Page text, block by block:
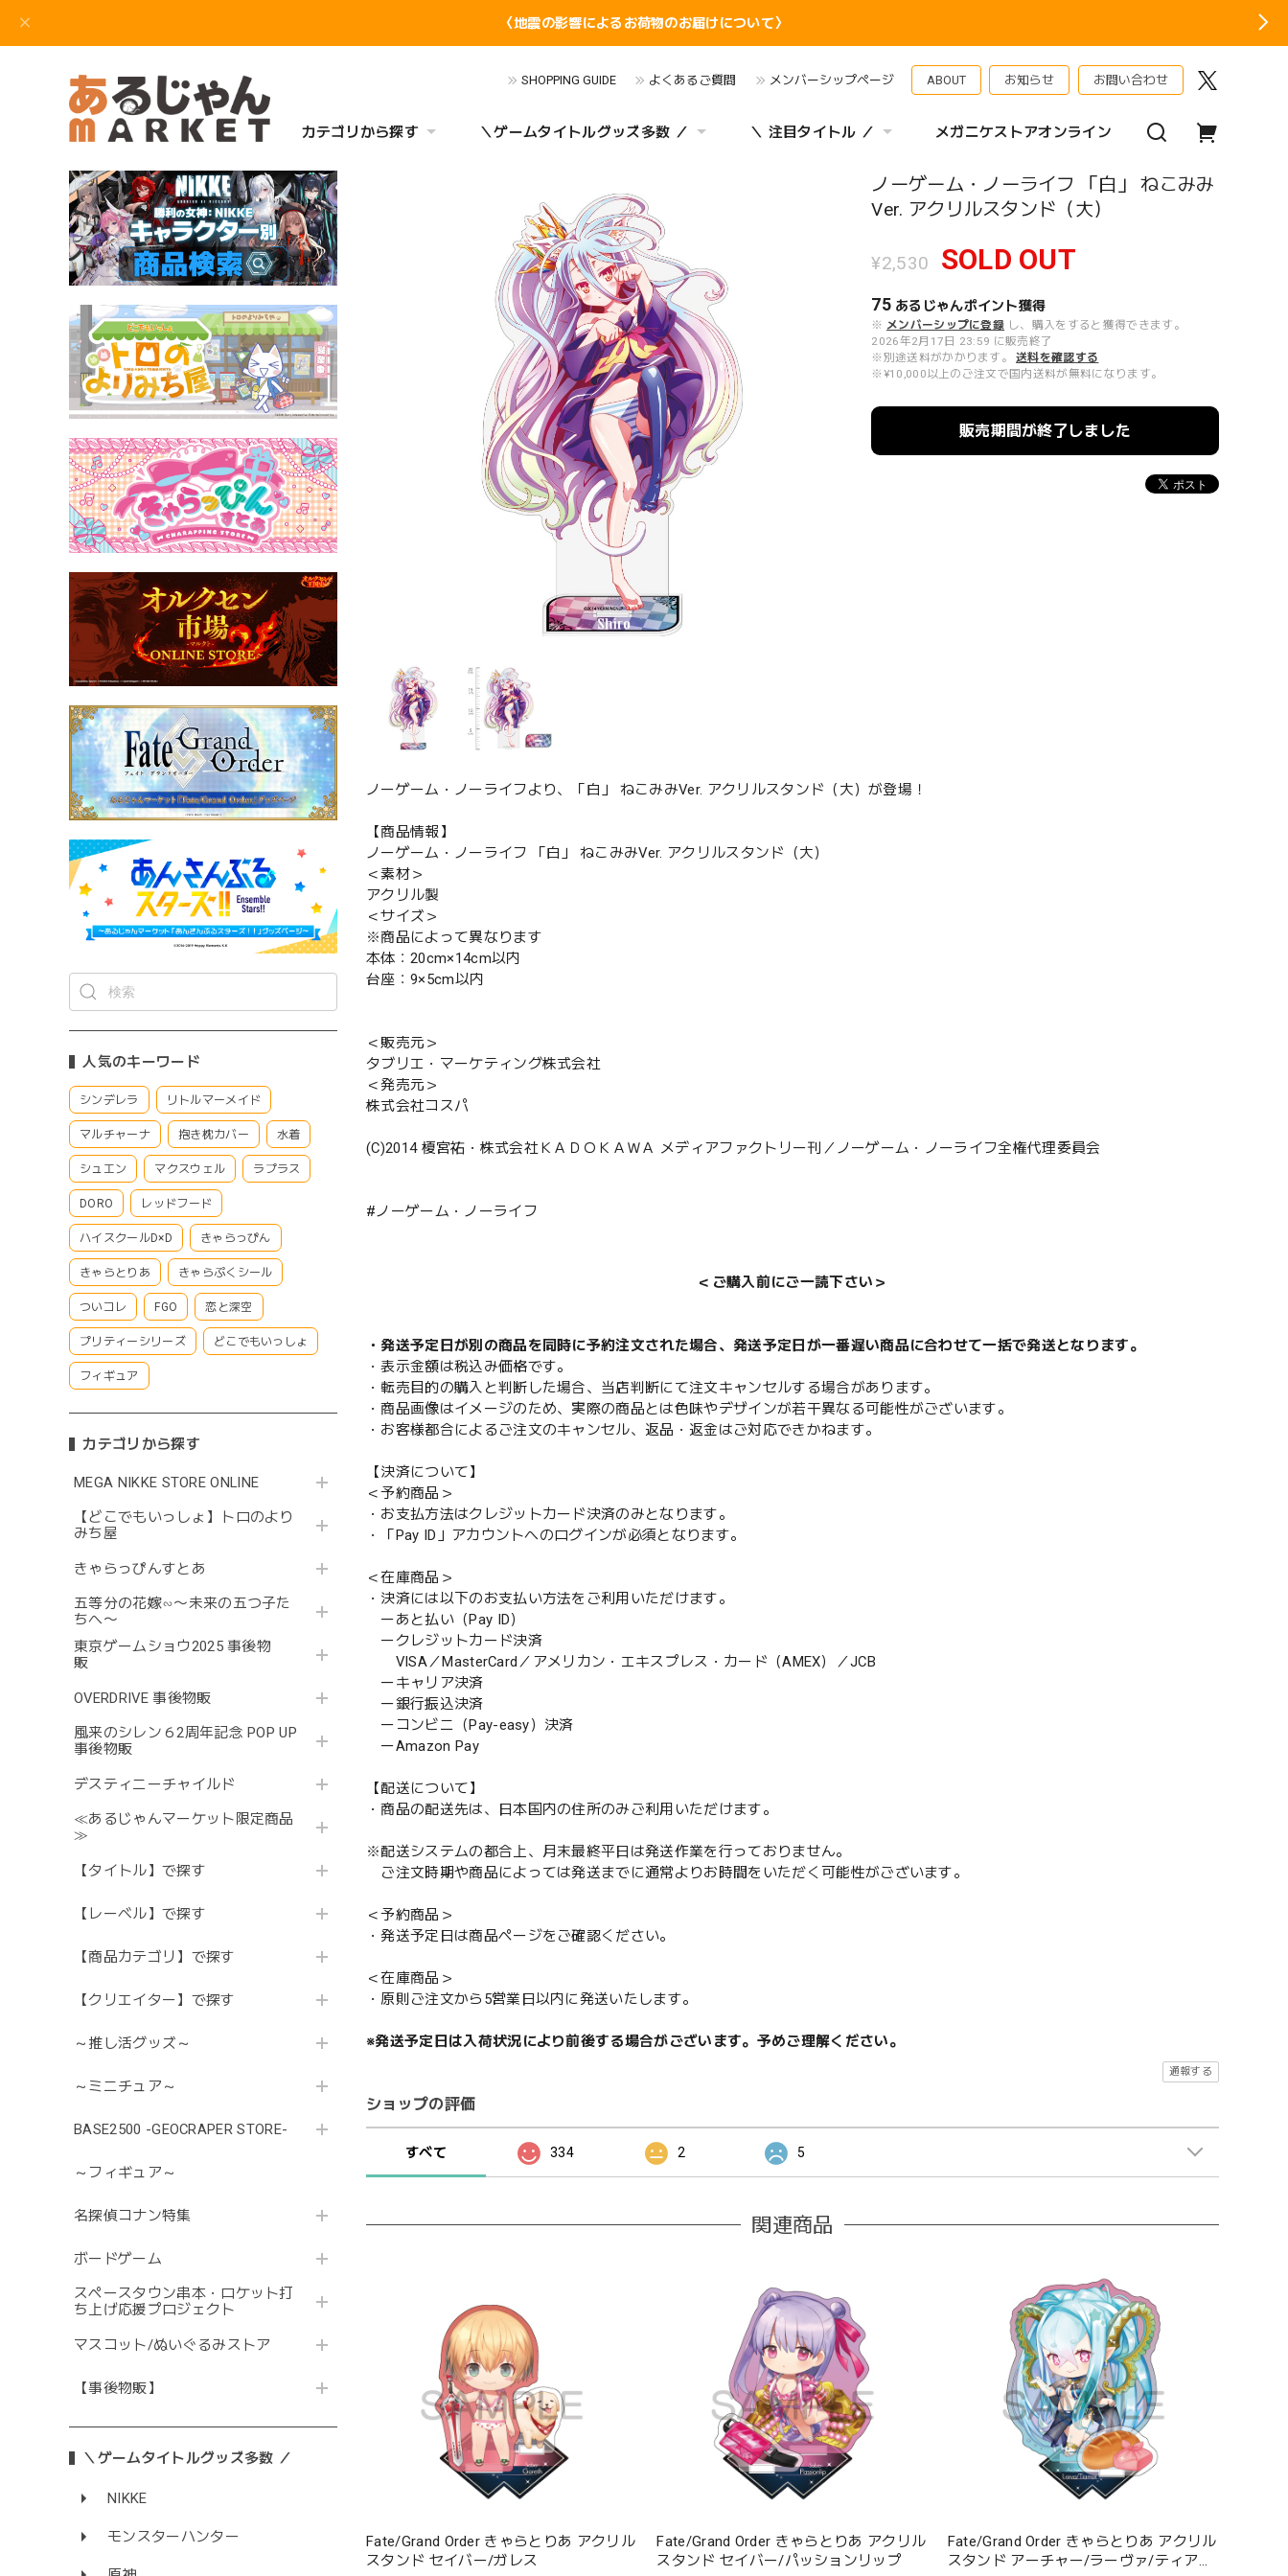
〈地震の影響によるお荷物のお届けについて〉
SHOPPING GUIDE よくあるご質問 メンバーシップページ ABOUT お知らせ お問い合わせ
カテゴリから探す ＼ゲームタイトルグッズ多数 ／ ＼ 注目タイトル ／ メガニケストアオンライン
人気のキーワード
シンデレラ リトルマーメイド
マルチャーナ 抱き枕カバー 水着
シュエン マクスウェル ラプラス
DORO レッドフード
ハイスクールD×D きゃらっぴん
きゃらとりあ きゃらぷくシール
ついコレ FGO 恋と深空
プリティーシリーズ どこでもいっしょ
フィギュア
カテゴリから探す
MEGA NIKKE STORE ONLINE
【どこでもいっしょ】トロのより
みち屋
きゃらっぴんすとあ
五等分の花嫁∽〜未来の五つ子た
ちへ〜
東京ゲームショウ2025 事後物
販
OVERDRIVE 事後物販
風来のシレン６2周年記念 POP UP
事後物販
デスティニーチャイルド
≪あるじゃんマーケット限定商品
≫
【タイトル】で探す
【レーベル】で探す
【商品カテゴリ】で探す
【クリエイター】で探す
～推し活グッズ～
～ミニチュア～
BASE2500 -GEOCRAPER STORE-
～フィギュア～
名探偵コナン特集
ボードゲーム
スペースタウン串本・ロケット打
ち上げ応援プロジェクト
マスコット/ぬいぐるみストア
【事後物販】
＼ゲームタイトルグッズ多数 ／
NIKKE
モンスターハンター
ノーゲーム・ノーライフ 「白」 ねこみみ
Ver. アクリルスタンド（大）
¥2,530 SOLD OUT
75 あるじゃんポイント獲得
※ メンバーシップに登録 し、購入をすると獲得できます。
2026年2月17日 23:59 に販売終了
※別途送料がかかります。
送料を確認する
※¥10,000以上のご注文で国内送料が無料になります。
販売期間が終了しました
ノーゲーム・ノーライフより、「白」 ねこみみVer. アクリルスタンド（大）が登場！
【商品情報】
ノーゲーム・ノーライフ 「白」 ねこみみVer. アクリルスタンド（大）
＜素材＞
アクリル製
＜サイズ＞
※商品によって異なります
本体：20cm×14cm以内
台座：9×5cm以内
＜販売元＞
タブリエ・マーケティング株式会社
＜発売元＞
株式会社コスパ
(C)2014 榎宮祐・株式会社ＫＡＤＯＫＡＷＡ メディアファクトリー刊／ノーゲーム・ノーライフ全権代理委員会
#ノーゲーム・ノーライフ
＜ご購入前にご一読下さい＞
・発送予定日が別の商品を同時に予約注文された場合、発送予定日が一番遅い商品に合わせて一括で発送となります。
・表示金額は税込み価格です。
・転売目的の購入と判断した場合、当店判断にて注文キャンセルする場合があります。
・商品画像はイメージのため、実際の商品とは色味やデザインが若干異なる可能性がございます。
・お客様都合によるご注文のキャンセル、返品・返金はご対応できかねます。
【決済について】
＜予約商品＞
・お支払方法はクレジットカード決済のみとなります。
・「Pay ID」アカウントへのログインが必須となります。
＜在庫商品＞
・決済には以下のお支払い方法をご利用いただけます。
ーあと払い（Pay ID）
ークレジットカード決済
VISA／MasterCard／アメリカン・エキスプレス・カード（AMEX）／JCB
ーキャリア決済
ー銀行振込決済
ーコンビニ（Pay-easy）決済
ーAmazon Pay
【配送について】
・商品の配送先は、日本国内の住所のみご利用いただけます。
※配送システムの都合上、月末最終平日は発送作業を行っておりません。
ご注文時期や商品によっては発送までに通常よりお時間をいただく可能性がございます。
＜予約商品＞
・発送予定日は商品ページをご確認ください。
＜在庫商品＞
・原則ご注文から5営業日以内に発送いたします。
※発送予定日は入荷状況により前後する場合がございます。予めご理解ください。
通報する
ショップの評価
すべて 334 2 5
関連商品
Fate/Grand Order きゃらとりあ アクリル
スタンド セイバー/ガレス
Fate/Grand Order きゃらとりあ アクリル
スタンド セイバー/パッションリップ
Fate/Grand Order きゃらとりあ アクリル
スタンド アーチャー/ラーヴァ/ティアマ